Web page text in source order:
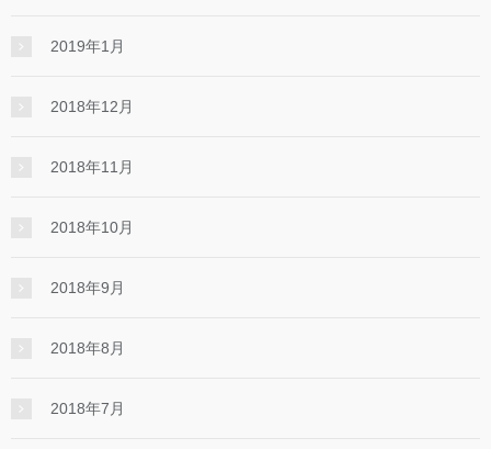
2019年1月
2018年12月
2018年11月
2018年10月
2018年9月
2018年8月
2018年7月